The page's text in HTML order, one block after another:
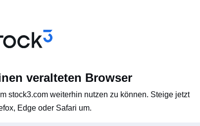
veralteten Browser
stock3.com weiterhin nutzen zu können. Steige jetzt
Edge oder Safari um.